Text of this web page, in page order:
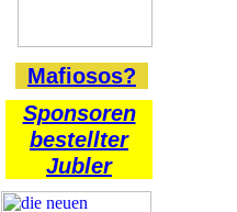
Mafiosos?
Sponsoren
bestellter
Jubler